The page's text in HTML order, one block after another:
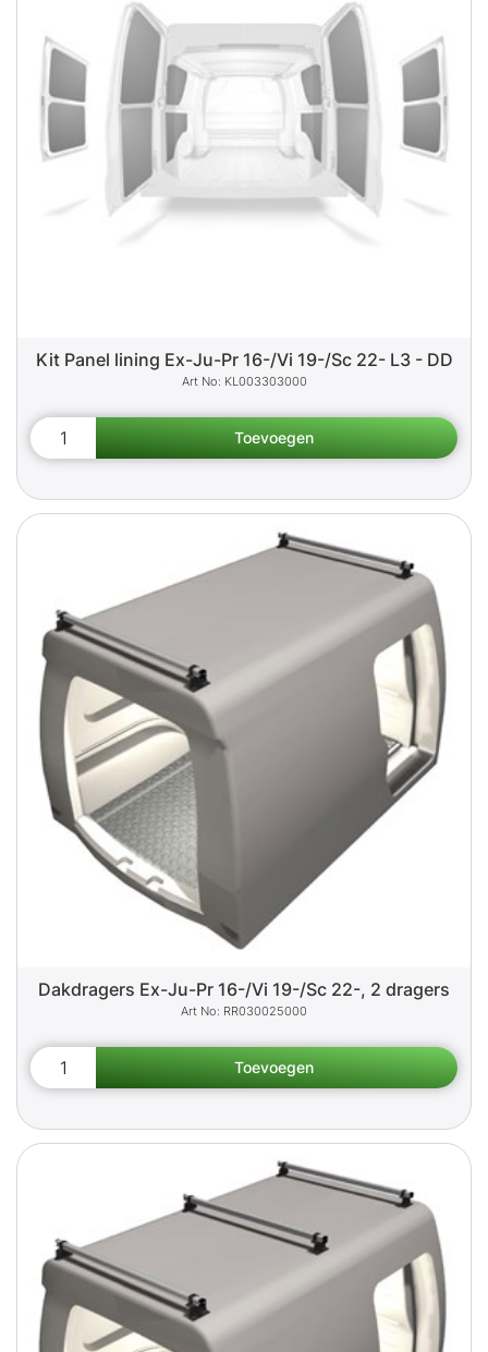
Kit Panel lining Ex-Ju-Pr 16-/Vi 19-/Sc 22- L3 - DD
KL003303000
Dakdragers Ex-Ju-Pr 16-/Vi 19-/Sc 22-, 2 dragers
RR030025000